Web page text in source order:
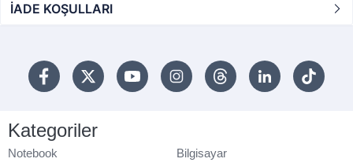
İADE KOŞULLARI
Kategoriler
Notebook
Bilgisayar